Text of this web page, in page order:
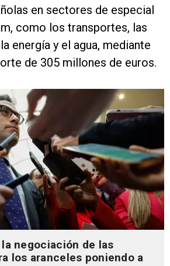
en sectores de especial
como los transportes, las
energía y el agua, mediante
de 305 millones de euros.
la negociación de las
los aranceles poniendo a